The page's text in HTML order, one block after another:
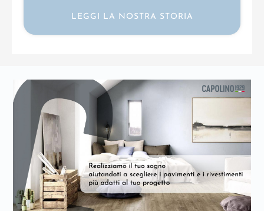
LEGGI LA NOSTRA STORIA